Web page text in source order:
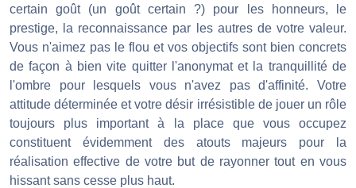
certain goût (un goût certain ?) pour les honneurs, le
prestige, la reconnaissance par les autres de votre valeur.
Vous n'aimez pas le flou et vos objectifs sont bien concrets
de façon à bien vite quitter l'anonymat et la tranquillité de
l'ombre pour lesquels vous n'avez pas d'affinité. Votre
attitude déterminée et votre désir irrésistible de jouer un rôle
toujours plus important à la place que vous occupez
constituent évidemment des atouts majeurs pour la
réalisation effective de votre but de rayonner tout en vous
hissant sans cesse plus haut.